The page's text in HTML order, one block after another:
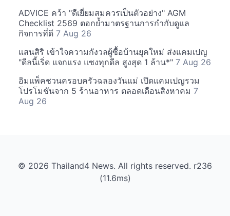
ADVICE คว้า "ดีเยี่ยมสมควรเป็นตัวอย่าง" AGM
Checklist 2569 ตอกย้ำมาตรฐานการกำกับดูแล
กิจการที่ดี 7 Aug 26
แสนสิริ เข้าใจความกังวลผู้ซื้อบ้านยุคใหม่ ส่งแคมเปญ
"ดีลนี้เริ่ด แจกแรง แซงทุกดีล สูงสุด 1 ล้าน*" 7 Aug 26
อิมแพ็คชวนครอบครัวฉลองวันแม่ เปิดแคมเปญรวม
โปรโมชันจาก 5 ร้านอาหาร ตลอดเดือนสิงหาคม 7
Aug 26
© 2026 Thailand4 News. All rights reserved. r236
(11.6ms)